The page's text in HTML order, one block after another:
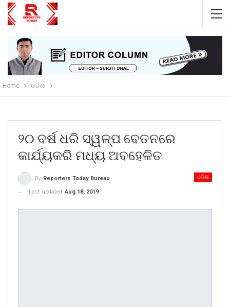
Home ଓଡିଶା
୨୦ ବର୍ଷ ଧରି ସ୍ୱଳ୍ପ ବେତନରେ
କାର୍ଯ୍ୟକରି ମଧ୍ୟ ଅବହେଳିତ
ଓଡିଶା
By Reporters Today Bureau
Last updated Aug 18, 2019